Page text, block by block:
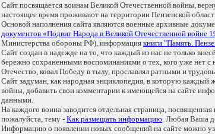
Сайт посвящается воинам Великой Отечественной войны,
настоящее время проживают на территории Пензенской
Основой наполнения сайта являются военные архивные
документов «Подвиг Народа в Великой Отечественной войне
Министерства обороны РФ), информация книги "Память.
Сайт создан в надежде на то, что каждый из нас не только
бережно сохраненными воспоминаниями о тех, кого уже нет
Отечество, ковал Победу в тылу, прославлял ратными и
Сайт задуман, как народная энциклопедия, в которую
войны, добавить свои комментарии к имеющейся на сайте
данными.
На каждого воина заводится отдельная страница,
пожалуйста, тему - Как размещать информацию. Любая Ваша
Информацию о появлении новых сообщений на сайте можно